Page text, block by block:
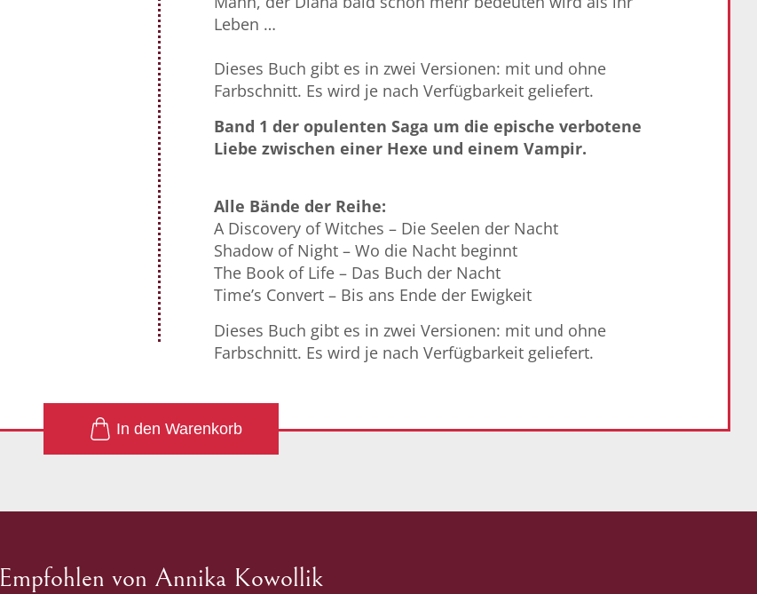
Leben …
Dieses Buch gibt es in zwei Versionen: mit und ohne
Farbschnitt. Es wird je nach Verfügbarkeit geliefert.
Band 1 der opulenten Saga um die epische verbotene
Liebe zwischen einer Hexe und einem Vampir.
Alle Bände der Reihe:
A Discovery of Witches – Die Seelen der Nacht
Shadow of Night – Wo die Nacht beginnt
The Book of Life – Das Buch der Nacht
Time’s Convert – Bis ans Ende der Ewigkeit
Dieses Buch gibt es in zwei Versionen: mit und ohne
Farbschnitt. Es wird je nach Verfügbarkeit geliefert.
In den Warenkorb
Empfohlen von Annika Kowollik